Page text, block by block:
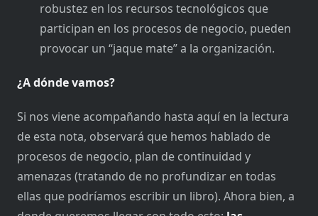
robustez en los recursos tecnológicos que
participan en los procesos de negocio, pueden
provocar un “jaque mate” a la organización.
¿A dónde vamos?
Si nos viene acompañando hasta aquí en la lectura
de esta nota, observará que hemos hablado de
procesos de negocio, plan de continuidad y
amenazas (tratando de no profundizar en todas
ellas que podríamos escribir un libro). Ahora bien, a